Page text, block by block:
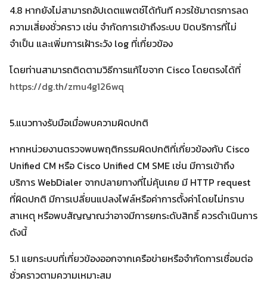
4.8 หากยังไม่สามารถอัปเดตแพตช์ได้ทันที ควรใช้มาตรการลด
ความเสี่ยงชั่วคราว เช่น จำกัดการเข้าถึงระบบ ปิดบริการที่ไม่
จำเป็น และเพิ่มการเฝ้าระวัง log ที่เกี่ยวข้อง
โดยท่านสามารถติดตามวิธีการแก้ไขจาก Cisco โดยตรงได้ที่
https://dg.th/zmu4g126wq
5.แนวทางรับมือเมื่อพบความผิดปกติ
หากหน่วยงานตรวจพบพฤติกรรมผิดปกติที่เกี่ยวข้องกับ Cisco
Unified CM หรือ Cisco Unified CM SME เช่น มีการเข้าถึง
บริการ WebDialer จากปลายทางที่ไม่คุ้นเคย มี HTTP request
ที่ผิดปกติ มีการเปลี่ยนแปลงไฟล์หรือค่าการตั้งค่าโดยไม่ทราบ
สาเหตุ หรือพบสัญญาณว่าอาจมีการยกระดับสิทธิ์ ควรดำเนินการ
ดังนี้
5.1 แยกระบบที่เกี่ยวข้องออกจากเครือข่ายหรือจำกัดการเชื่อมต่อ
ชั่วคราวตามความเหมาะสม